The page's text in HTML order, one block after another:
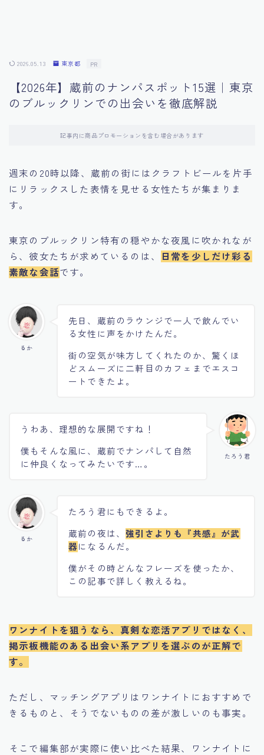
2026.05.13 東京都 PR
【2026年】蔵前のナンパスポット15選｜東京
のブルックリンでの出会いを徹底解説
記事内に商品プロモーションを含む場合があります
週末の20時以降、蔵前の街にはクラフトビールを片手
にリラックスした表情を見せる女性たちが集まりま
す。
東京のブルックリン特有の穏やかな夜風に吹かれなが
ら、彼女たちが求めているのは、
日常を少しだけ彩る
素敵な会話です。
るか
先日、蔵前のラウンジで一人で飲んでい
る女性に声をかけたんだ。
街の空気が味方してくれたのか、驚くほ
どスムーズに二軒目のカフェまでエスコ
ートできたよ。
たろう君
うわあ、理想的な展開ですね！
僕もそんな風に、蔵前でナンパして自然
に仲良くなってみたいです…。
るか
たろう君にもできるよ。
蔵前の夜は、強引さよりも『共感』が武
器になるんだ。
僕がその時どんなフレーズを使ったか、
この記事で詳しく教えるね。
ワンナイトを狙うなら、真剣な恋活アプリではなく、
掲示板機能のある出会い系アプリを選ぶのが正解で
す。
ただし、マッチングアプリはワンナイトにおすすめで
きるものと、そうでないものの差が激しいのも事実。
そこで編集部が実際に使い比べた結果、ワンナイトに